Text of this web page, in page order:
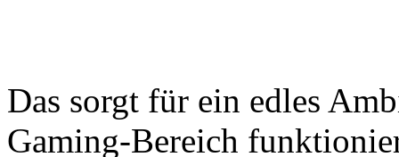
Das sorgt für ein edles
Gaming-Bereich